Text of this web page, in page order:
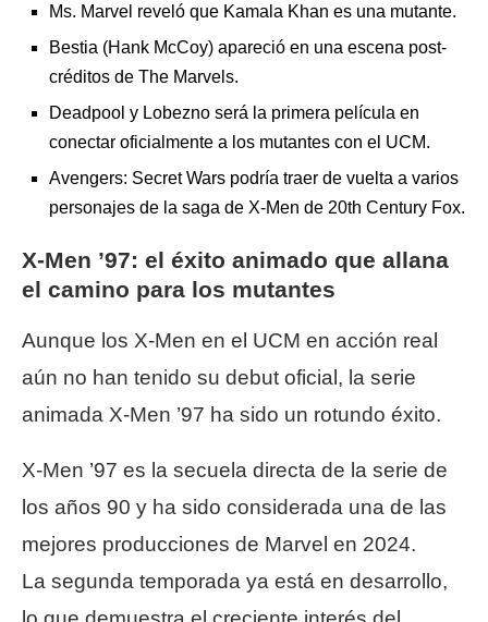
Ms. Marvel reveló que Kamala Khan es una mutante.
Bestia (Hank McCoy) apareció en una escena post-
créditos de The Marvels.
Deadpool y Lobezno será la primera película en
conectar oficialmente a los mutantes con el UCM.
Avengers: Secret Wars podría traer de vuelta a varios
personajes de la saga de X-Men de 20th Century Fox.
X-Men ’97: el éxito animado que allana
el camino para los mutantes
Aunque los X-Men en el UCM en acción real
aún no han tenido su debut oficial, la serie
animada X-Men ’97 ha sido un rotundo éxito.
X-Men ’97 es la secuela directa de la serie de
los años 90 y ha sido considerada una de las
mejores producciones de Marvel en 2024.
La segunda temporada ya está en desarrollo,